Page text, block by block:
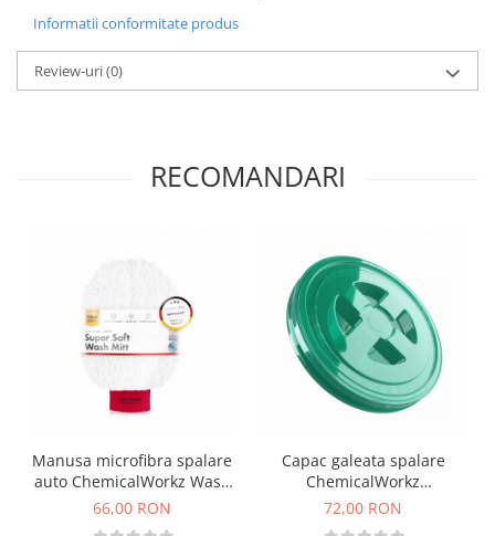
Informatii conformitate produs
Review-uri(0)
RECOMANDARI
Manusa microfibra spalare
auto ChemicalWorkz Wash
Mitt Supersoft
66,00 RON
Capac galeata spalare
ChemicalWorkz
Performance Bucket Lid
72,00 RON